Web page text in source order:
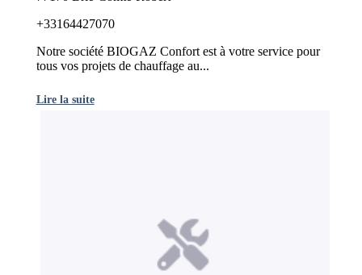
+33164427070
Notre société BIOGAZ Confort est à votre service pour
tous vos projets de chauffage au...
Lire la suite